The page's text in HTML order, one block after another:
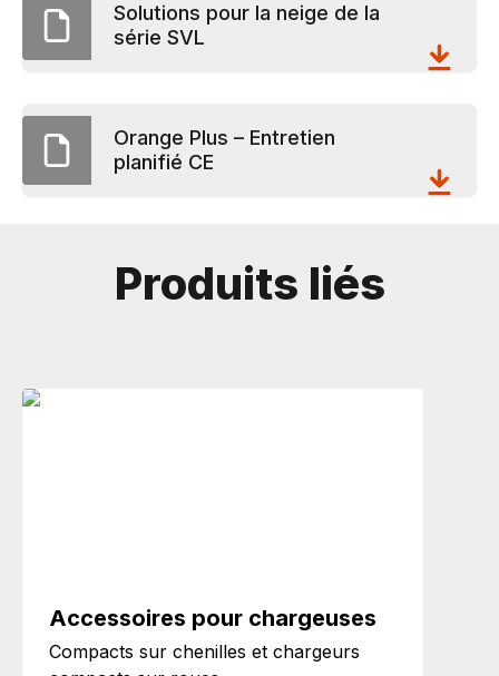
Solutions pour la neige de la
série SVL
Orange Plus – Entretien
planifié CE
Produits liés
Accessoires pour chargeuses
Compacts sur chenilles et chargeurs